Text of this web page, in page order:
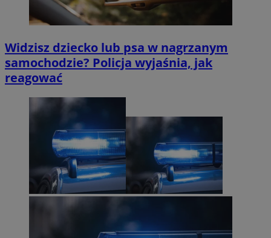
Widzisz dziecko lub psa w nagrzanym
samochodzie? Policja wyjaśnia, jak
reagować